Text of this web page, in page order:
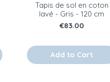
Tapis de sol en coton
lavé - Gris - 120 cm
Price
€83.00
Add to Cart